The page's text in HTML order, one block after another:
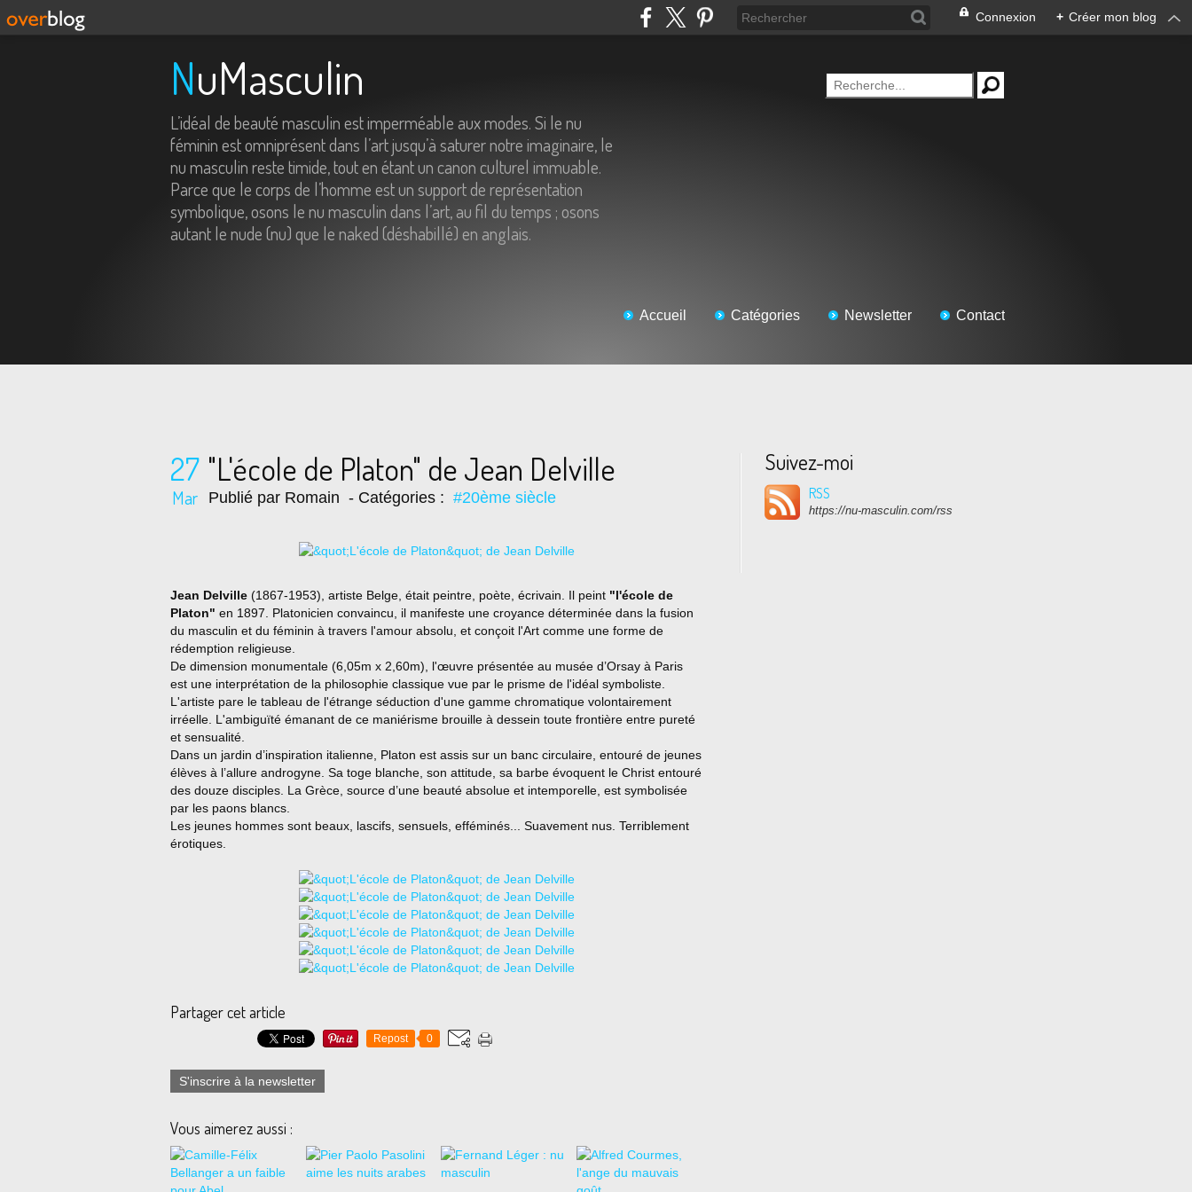
Connexion + Créer mon blog
NuMasculin
L’idéal de beauté masculin est imperméable aux modes. Si le nu
féminin est omniprésent dans l’art jusqu’à saturer notre imaginaire, le
nu masculin reste timide, tout en étant un canon culturel immuable.
Parce que le corps de l’homme est un support de représentation
symbolique, osons le nu masculin dans l’art, au fil du temps ; osons
autant le nude (nu) que le naked (déshabillé) en anglais.
Accueil Catégories Newsletter Contact
27
Mar
"L'école de Platon" de Jean Delville
Publié par Romain - Catégories : #20ème siècle
Jean Delville (1867-1953), artiste Belge, était peintre, poète, écrivain. Il peint "l'école de
Platon" en 1897. Platonicien convaincu, il manifeste une croyance déterminée dans la fusion
du masculin et du féminin à travers l'amour absolu, et conçoit l'Art comme une forme de
rédemption religieuse.
De dimension monumentale (6,05m x 2,60m), l'œuvre présentée au musée d’Orsay à Paris
est une interprétation de la philosophie classique vue par le prisme de l'idéal symboliste.
L'artiste pare le tableau de l'étrange séduction d'une gamme chromatique volontairement
irréelle. L'ambiguïté émanant de ce maniérisme brouille à dessein toute frontière entre pureté
et sensualité.
Dans un jardin d’inspiration italienne, Platon est assis sur un banc circulaire, entouré de jeunes
élèves à l’allure androgyne. Sa toge blanche, son attitude, sa barbe évoquent le Christ entouré
des douze disciples. La Grèce, source d’une beauté absolue et intemporelle, est symbolisée
par les paons blancs.
Les jeunes hommes sont beaux, lascifs, sensuels, efféminés... Suavement nus. Terriblement
érotiques.
Partager cet article
Repost 0
S'inscrire à la newsletter
Vous aimerez aussi :
Suivez-moi
RSS
https://nu-masculin.com/rss